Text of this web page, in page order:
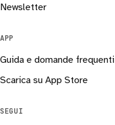
Newsletter
APP
Guida e domande frequenti
Scarica su App Store
SEGUI